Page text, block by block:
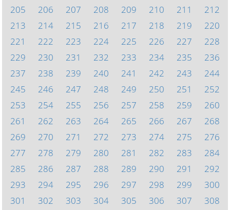
205
206 207 208 209 210 211
212
213
214 215 216 217 218 219
220
221
222 223 224 225 226 227
228
229
230 231 232 233 234 235
236
237
238 239 240 241 242 243
244
245
246 247 248 249 250 251
252
253
254 255 256 257 258 259
260
261
262 263 264 265 266 267
268
269
270 271 272 273 274 275
276
277
278 279 280 281 282 283
284
285
286 287 288 289 290 291
292
293
294 295 296 297 298 299
300
301
302 303 304 305 306 307
308